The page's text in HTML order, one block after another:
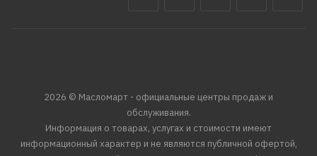
2026 © Масломарт - официальные центры продаж и
обслуживания.
Информация о товарах, услугах и стоимости имеют
информационный характер и не являются публичной офертой,